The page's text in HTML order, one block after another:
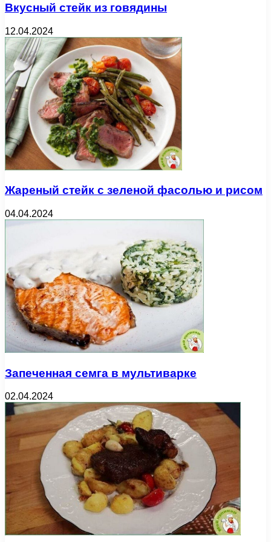
Вкусный стейк из говядины
12.04.2024
Жареный стейк с зеленой фасолью и рисом
04.04.2024
Запеченная семга в мультиварке
02.04.2024